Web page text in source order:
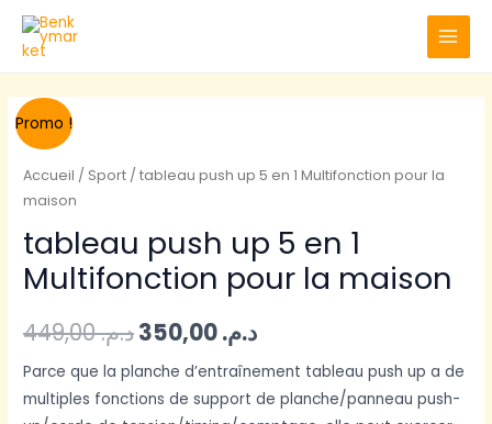
Aller
MAIN
MENU
Promo !
Accueil / Sport / tableau push up 5 en 1 Multifonction pour la
maison
tableau push up 5 en 1
Multifonction pour la maison
د.م.449,00
prix
était :
د.م. 449,00.
د.م.
prix
est :
د.م. 350,00.
Parce que la planche d’entraînement tableau push up a de
multiples fonctions de support de planche/panneau push-